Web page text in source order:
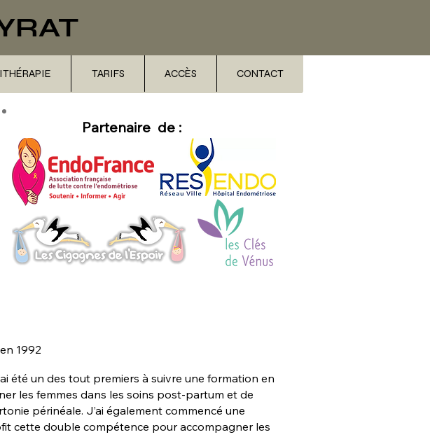
TARIFS ACCÈS CONTACT
Partenaire de :
1992
été un des tout premiers à suivre une formation en
les femmes dans les soins post-partum et de
périnéale. J’ai également commencé une
cette double compétence pour accompagner les